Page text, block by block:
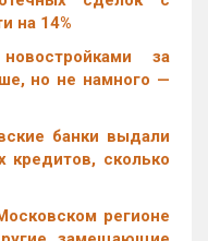
на 14%
за
но не намного —
банки выдали
сколько
регионе